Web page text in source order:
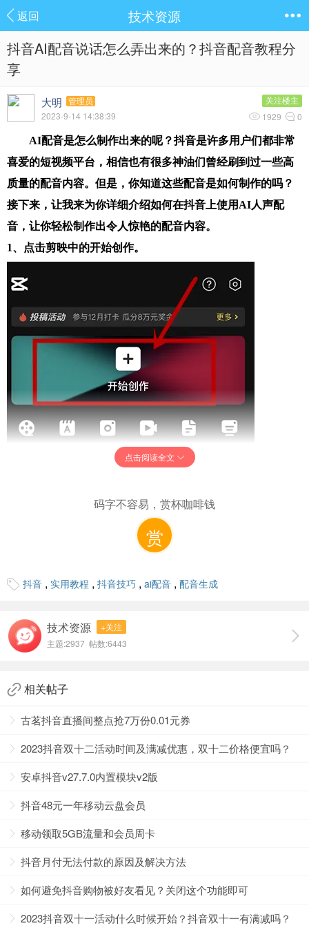
返回 技术资源
抖音AI配音说话怎么弄出来的？抖音配音教程分
享
大明 管理员
2023-9-14 14:38:39
关注楼主
1929 0
AI配音是怎么制作出来的呢？抖音是许多用户们都非常
喜爱的短视频平台，相信也有很多神油们曾经刷到过一些高
质量的配音内容。但是，你知道这些配音是如何制作的吗？
接下来，让我来为你详细介绍如何在抖音上使用AI人声配
音，让你轻松制作出令人惊艳的配音内容。
1、点击剪映中的开始创作。
点击阅读全文
码字不容易，赏杯咖啡钱
赏
抖音 , 实用教程 , 抖音技巧 , ai配音 , 配音生成
技术资源
+关注
主题:2937 帖数:6443
相关帖子
古茗抖音直播间整点抢7万份0.01元券
2023抖音双十二活动时间及满减优惠，双十二价格便宜吗？
安卓抖音v27.7.0内置模块v2版
抖音48元一年移动云盘会员
移动领取5GB流量和会员周卡
抖音月付无法付款的原因及解决方法
如何避免抖音购物被好友看见？关闭这个功能即可
2023抖音双十一活动什么时候开始？抖音双十一有满减吗？